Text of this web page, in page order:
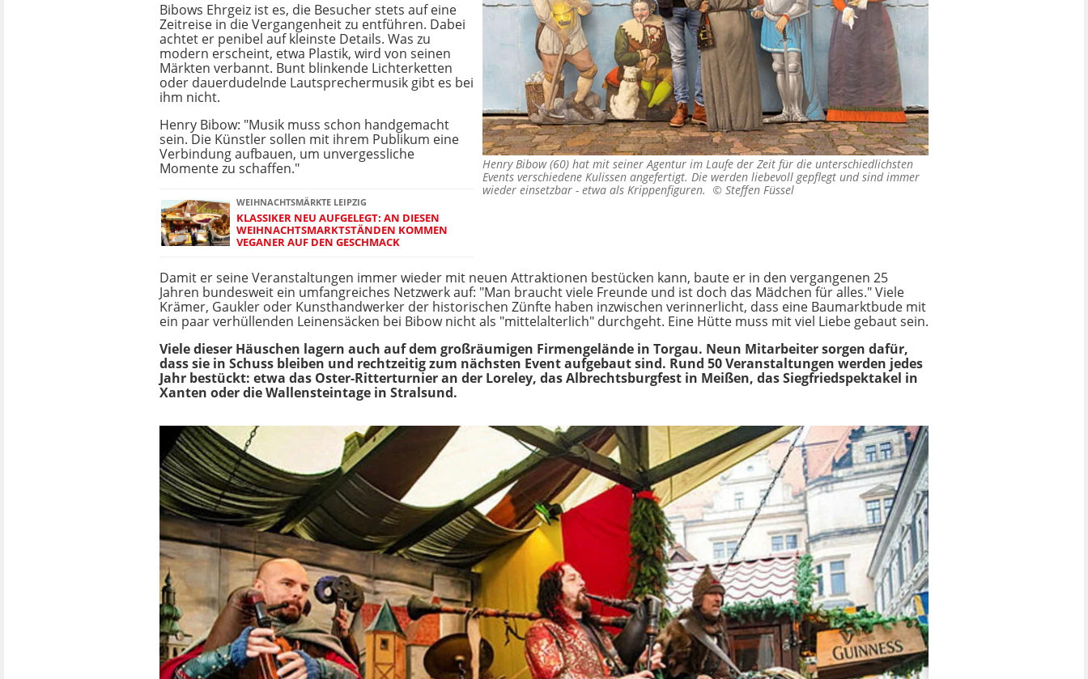
Henry Bibow (60) hat mit seiner Agentur im Laufe der Zeit für die unterschiedlichsten
Events verschiedene Kulissen angefertigt. Die werden liebevoll gepflegt und sind immer
wieder einsetzbar - etwa als Krippenfiguren. © Steffen Füssel
Bibows Ehrgeiz ist es, die Besucher stets auf eine
Zeitreise in die Vergangenheit zu entführen. Dabei
achtet er penibel auf kleinste Details. Was zu
modern erscheint, etwa Plastik, wird von seinen
Märkten verbannt. Bunt blinkende Lichterketten
oder dauerdudelnde Lautsprechermusik gibt es bei
ihm nicht.
Henry Bibow: "Musik muss schon handgemacht
sein. Die Künstler sollen mit ihrem Publikum eine
Verbindung aufbauen, um unvergessliche
Momente zu schaffen."
WEIHNACHTSMÄRKTE LEIPZIG
KLASSIKER NEU AUFGELEGT: AN DIESEN
WEIHNACHTSMARKTSTÄNDEN KOMMEN
VEGANER AUF DEN GESCHMACK
Damit er seine Veranstaltungen immer wieder mit neuen Attraktionen bestücken kann, baute er in den vergangenen 25
Jahren bundesweit ein umfangreiches Netzwerk auf: "Man braucht viele Freunde und ist doch das Mädchen für alles." Viele
Krämer, Gaukler oder Kunsthandwerker der historischen Zünfte haben inzwischen verinnerlicht, dass eine Baumarktbude mit
ein paar verhüllenden Leinensäcken bei Bibow nicht als "mittelalterlich" durchgeht. Eine Hütte muss mit viel Liebe gebaut sein.
Viele dieser Häuschen lagern auch auf dem großräumigen Firmengelände in Torgau. Neun Mitarbeiter sorgen dafür,
dass sie in Schuss bleiben und rechtzeitig zum nächsten Event aufgebaut sind. Rund 50 Veranstaltungen werden jedes
Jahr bestückt: etwa das Oster-Ritterturnier an der Loreley, das Albrechtsburgfest in Meißen, das Siegfriedspektakel in
Xanten oder die Wallensteintage in Stralsund.